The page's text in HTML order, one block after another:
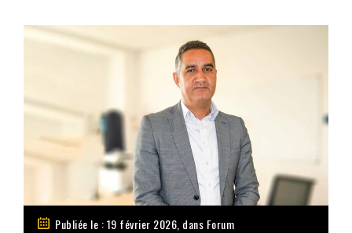
Publiée le : 19 février 2026, dans Forum